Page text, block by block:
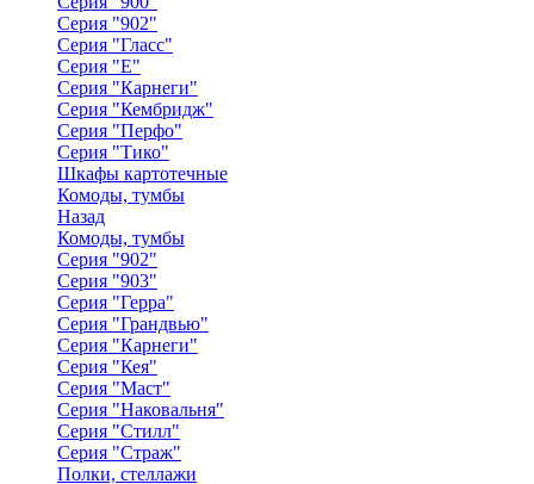
Серия "902"
Серия "Гласс"
Серия "Е"
Серия "Карнеги"
Серия "Кембридж"
Серия "Перфо"
Серия "Тико"
Шкафы картотечные
Комоды, тумбы
Назад
Комоды, тумбы
Серия "902"
Серия "903"
Серия "Герра"
Серия "Грандвью"
Серия "Карнеги"
Серия "Кея"
Серия "Маст"
Серия "Наковальня"
Серия "Стилл"
Серия "Страж"
Полки, стеллажи